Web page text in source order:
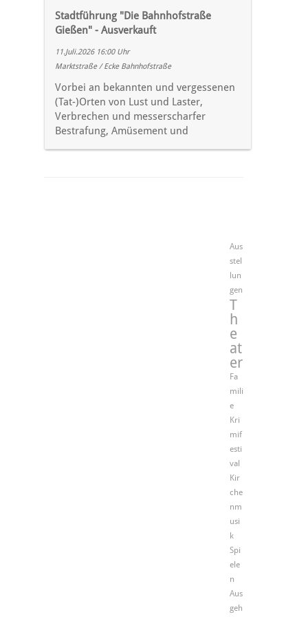
Stadtführung "Die Bahnhofstraße
Gießen" - Ausverkauft
11.Juli.2026 16:00 Uhr
Marktstraße / Ecke Bahnhofstraße
Vorbei an bekannten und vergessenen
(Tat-)Orten von Lust und Laster,
Verbrechen und messerscharfer
Bestrafung, Amüsement und
Aus
stel
lun
gen
T
h
e
at
er
Fa
mili
e
Kri
mif
esti
val
Kir
che
nm
usi
k
Spi
ele
n
Aus
geh